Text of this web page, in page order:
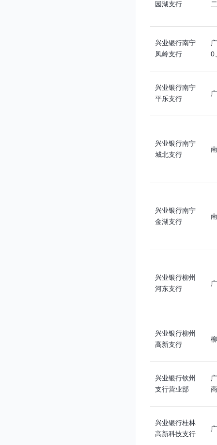
园湖支行
兴业银行南宁
凤岭支行
0
兴业银行南宁
平乐支行
兴业银行南宁
城北支行
兴业银行南宁
金湖支行
兴业银行柳州
河东支行
兴业银行柳州
高新支行
兴业银行钦州
支行营业部
兴业银行桂林
高新科技支行